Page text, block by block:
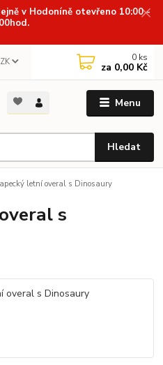
v Hodoníně otevřeno 10:00 -
Menu
Hledat
0 ks
za 0,00 Kč
letní overal s Dinosaury
s